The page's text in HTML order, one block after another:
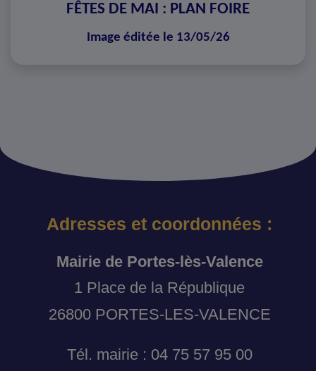
FÊTES DE MAI : PLAN FOIRE
Image éditée le 13/05/26
Adresses et coordonnées :
Mairie de Portes-lès-Valence
1 Place de la République
26800 PORTES-LES-VALENCE
Tél. mairie : 04 75 57 95 00